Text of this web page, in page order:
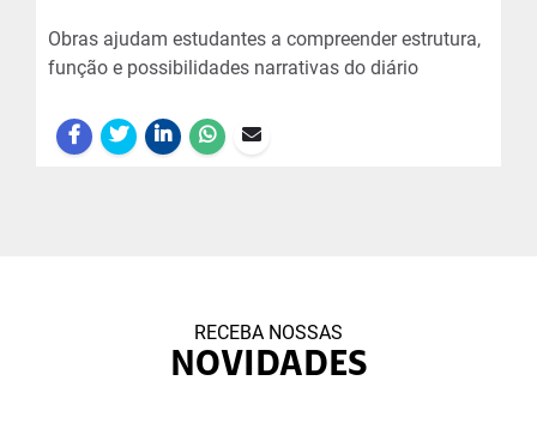
Obras ajudam estudantes a compreender estrutura,
função e possibilidades narrativas do diário
RECEBA NOSSAS
NOVIDADES